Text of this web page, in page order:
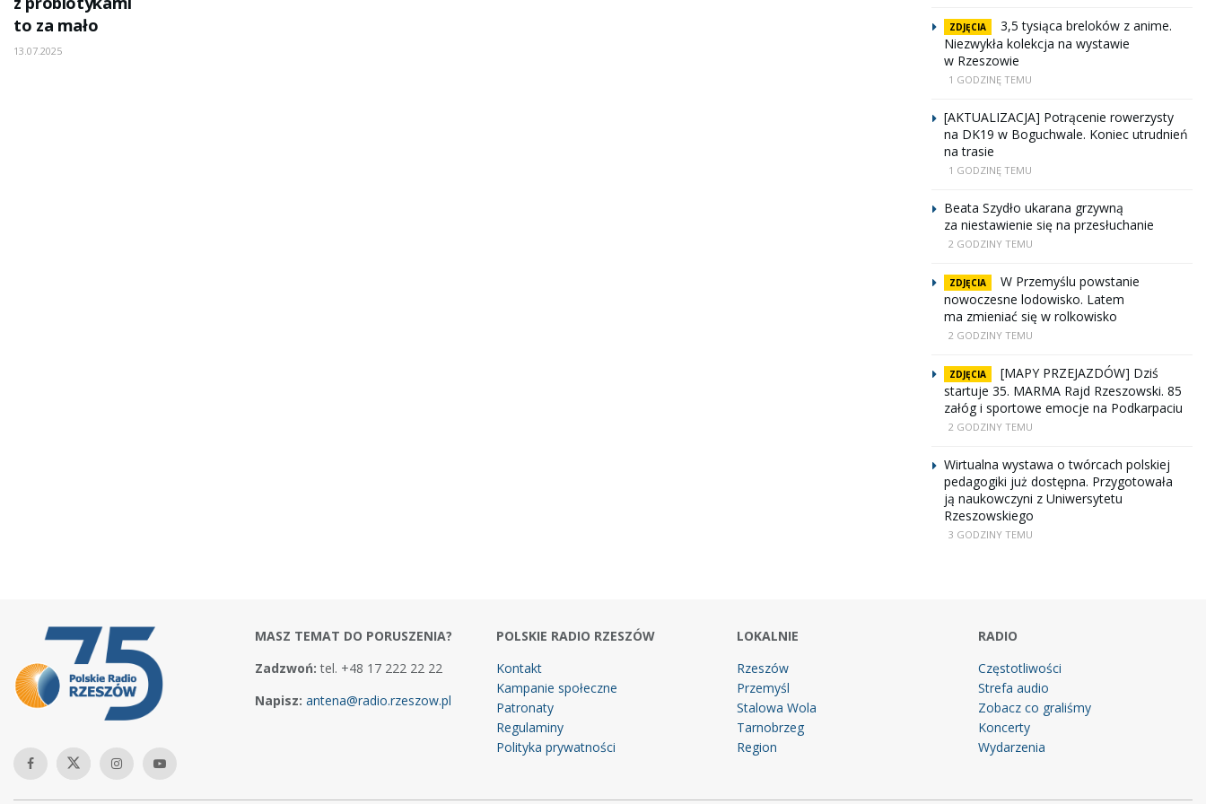
to za mało
13.07.2025
ZDJĘCIA
3,5 tysiąca breloków z anime.
Niezwykła kolekcja na wystawie
w Rzeszowie
1 GODZINĘ TEMU
[AKTUALIZACJA] Potrącenie rowerzysty
na DK19 w Boguchwale. Koniec utrudnień
na trasie
1 GODZINĘ TEMU
Beata Szydło ukarana grzywną
za niestawienie się na przesłuchanie
2 GODZINY TEMU
ZDJĘCIA
W Przemyślu powstanie
nowoczesne lodowisko. Latem
ma zmieniać się w rolkowisko
2 GODZINY TEMU
ZDJĘCIA
[MAPY PRZEJAZDÓW] Dziś
startuje 35. MARMA Rajd Rzeszowski. 85
załóg i sportowe emocje na Podkarpaciu
2 GODZINY TEMU
Wirtualna wystawa o twórcach polskiej
pedagogiki już dostępna. Przygotowała
ją naukowczyni z Uniwersytetu
Rzeszowskiego
3 GODZINY TEMU
MASZ TEMAT DO PORUSZENIA?
Zadzwoń: tel. +48 17 222 22 22
Napisz: antena@radio.rzeszow.pl
POLSKIE RADIO RZESZÓW
Kontakt
Kampanie społeczne
Patronaty
Regulaminy
Polityka prywatności
LOKALNIE
Rzeszów
Przemyśl
Stalowa Wola
Tarnobrzeg
Region
RADIO
Częstotliwości
Strefa audio
Zobacz co graliśmy
Koncerty
Wydarzenia